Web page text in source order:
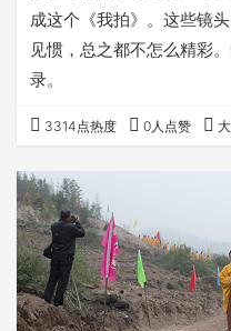
成这个《我拍》。这些镜
见惯，总之都不怎么精彩
录
3314点热度 0人点赞